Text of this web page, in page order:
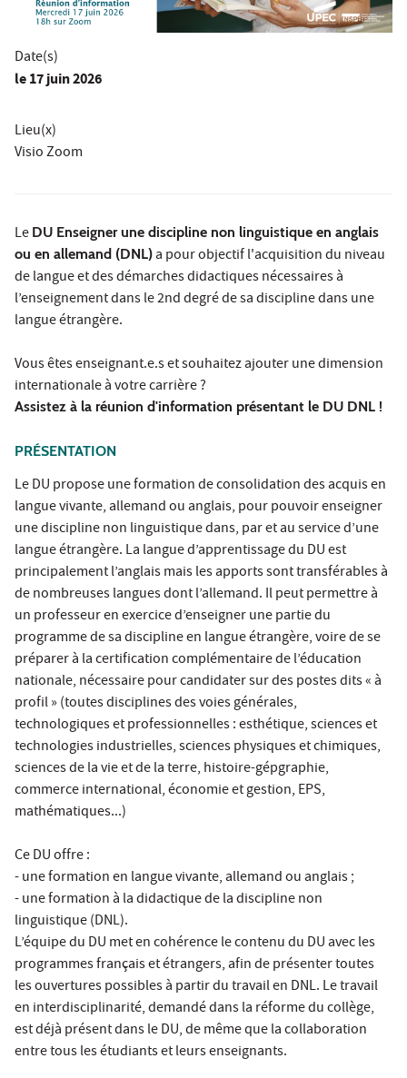
Date(s)
le17 juin 2026
Lieu(x)
Visio Zoom
Le DU Enseigner une discipline non linguistique en anglais
ou en allemand (DNL)a pour objectif l'acquisition du niveau
de langue et des démarches didactiques nécessaires à
l’enseignement dans le 2nd degré de sa discipline dans une
langue étrangère.
Vous êtes enseignant.e.s et souhaitez ajouter une dimension
internationale à votre carrière ?
Assistez à la réunion d'information présentant le DU DNL !
PRÉSENTATION
Le DU propose une formation de consolidation des acquis en
langue vivante, allemand ou anglais, pour pouvoir enseigner
une discipline non linguistique dans, par et au service d’une
langue étrangère. La langue d’apprentissage du DU est
principalement l’anglais mais les apports sont transférables à
de nombreuses langues dont l’allemand. Il peut permettre à
un professeur en exercice d’enseigner une partie du
programme de sa discipline en langue étrangère, voire de se
préparer à la certification complémentaire de l’éducation
nationale, nécessaire pour candidater sur des postes dits « à
profil » (toutes disciplines des voies générales,
technologiques et professionnelles : esthétique, sciences et
technologies industrielles, sciences physiques et chimiques,
sciences de la vie et de la terre, histoire-gépgraphie,
commerce international, économie et gestion, EPS,
mathématiques...)
Ce DU offre :
- une formation en langue vivante, allemand ou anglais ;
- une formation à la didactique de la discipline non
linguistique (DNL).
L’équipe du DU met en cohérence le contenu du DU avec les
programmes français et étrangers, afin de présenter toutes
les ouvertures possibles à partir du travail en DNL. Le travail
en interdisciplinarité, demandé dans la réforme du collège,
est déjà présent dans le DU, de même que la collaboration
entre tous les étudiants et leurs enseignants.